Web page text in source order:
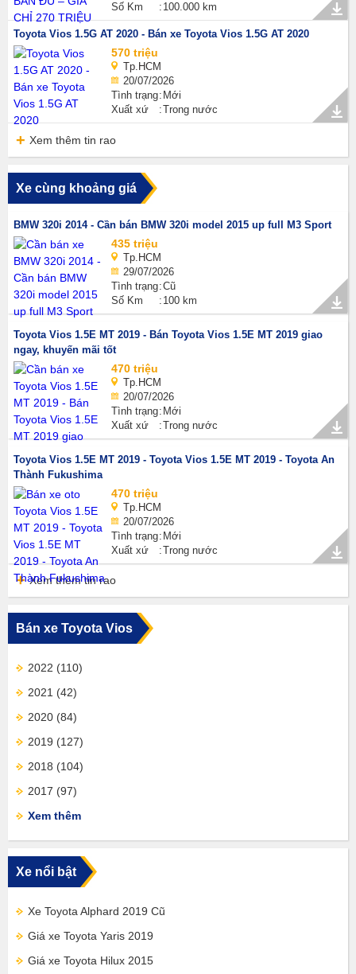
Số Km
100.000 km
Toyota Vios 1.5G AT 2020 - Bán xe Toyota Vios 1.5G AT 2020
570 triệu
Tp.HCM
20/07/2026
Tình trạng Mới
Xuất xứ
Trong nước
Xem thêm tin rao
Xe cùng khoảng giá
BMW 320i 2014 - Cần bán BMW 320i model 2015 up full M3 Sport
435 triệu
Tp.HCM
29/07/2026
Tình trạng Cũ
Số Km
100 km
Toyota Vios 1.5E MT 2019 - Bán Toyota Vios 1.5E MT 2019 giao
ngay, khuyến mãi tốt
470 triệu
Tp.HCM
20/07/2026
Tình trạng Mới
Xuất xứ
Trong nước
Toyota Vios 1.5E MT 2019 - Toyota Vios 1.5E MT 2019 - Toyota An
Thành Fukushima
470 triệu
Tp.HCM
20/07/2026
Tình trạng Mới
Xuất xứ
Trong nước
Xem thêm tin rao
Bán xe Toyota Vios
2022 (110)
2021 (42)
2020 (84)
2019 (127)
2018 (104)
2017 (97)
Xem thêm
Xe nổi bật
Xe Toyota Alphard 2019 Cũ
Giá xe Toyota Yaris 2019
Giá xe Toyota Hilux 2015